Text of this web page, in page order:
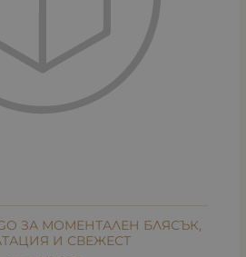
ЗА МОМЕНТАЛЕН БЛЯСЪК,
И СВЕЖЕСТ